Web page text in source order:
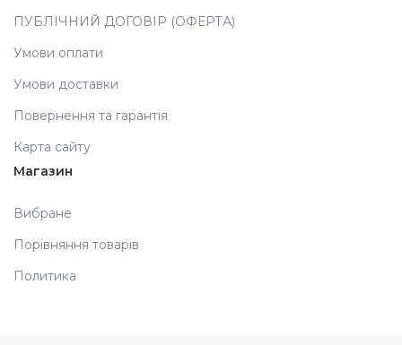
ПУБЛІЧНИЙ ДОГОВІР (ОФЕРТА)
Умови оплати
Умови доставки
Повернення та гарантія
Карта сайту
Магазин
Вибране
Порівняння товарів
Политика